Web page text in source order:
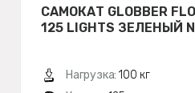
САМОКАТ GLOBBER
125 LIGHTS ЗЕЛЕНЫЙ
Нагрузка: 100 кг